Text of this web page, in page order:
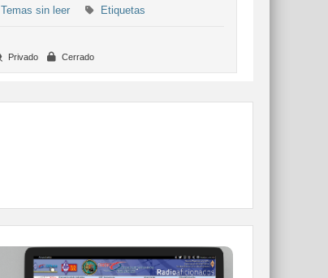
Temas sin leer Etiquetas
Privado Cerrado